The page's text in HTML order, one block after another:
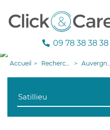
09 78 38 38 38
Accueil Recherche aide à domicile Auvergne-Rhône-Alpes